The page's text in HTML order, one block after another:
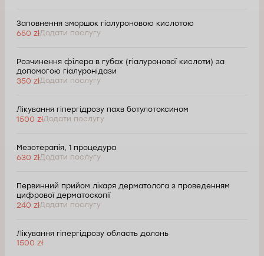
Заповнення зморшок гіалуроновою кислотою
650 złДодати послугу
Розчинення філера в губах (гіалуронової кислоти) за
допомогою гіалуронідази
350 złДодати послугу
Лікування гіпергідрозу пахв ботулотоксином
1500 złДодати послугу
Мезотерапія, 1 процедура
630 złДодати послугу
Первинний прийом лікаря дерматолога з проведенням
цифрової дерматоскопії
240 złДодати послугу
Лікування гіпергідрозу область долонь
1500 zł